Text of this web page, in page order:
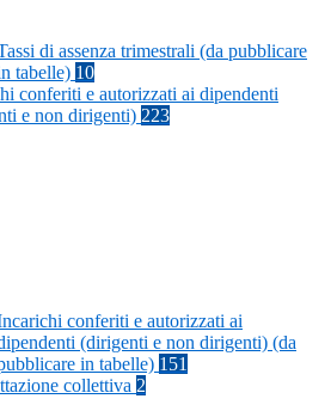
di assenza trimestrali (da pubblicare
tabelle) 10
conferiti e autorizzati ai dipendenti
e non dirigenti) 223
conferiti e autorizzati ai
(dirigenti e non dirigenti) (da
in tabelle) 151
collettiva 2